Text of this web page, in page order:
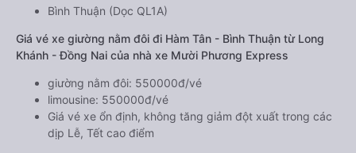
Bình Thuận (Dọc QL1A)
Giá vé xe giường nằm đôi đi Hàm Tân - Bình Thuận từ Long
Khánh - Đồng Nai của nhà xe Mười Phương Express
giường nằm đôi: 550000đ/vé
limousine: 550000đ/vé
Giá vé xe ổn định, không tăng giảm đột xuất trong các
dịp Lễ, Tết cao điểm